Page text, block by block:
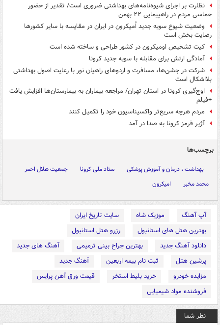
نظارت بر اجرای شیوه‌نامه‌های بهداشتی ضروری است/ تقدیر از حضور
حماسی مردم در راهپیمایی ۲۲ بهمن
وضعیت شیوع سویه جدید اُمیکرون در ایران در مقایسه با سایر کشورها
رضایت بخش است
کیت تشخیص اومیکرون در کشور طراحی و ساخته شده است
آمادگی ارتش برای مقابله با سویه جدید کرونا
شرکت در جشن‌ها، مسافرت و اردوهای راهیان نور با رعایت اصول بهداشتی
بلااشکال است
اوج‌گیری کرونا در استان تهران/ مراجعه بیماران به بیمارستان‌ها افزایش یافت
+فیلم
مردم هرچه سریع‌تر واکسیناسیون خود را تکمیل کنند
آژیر قرمز کرونا به صدا در آمد
برچسب‌ها
بهداشت ، درمان و آموزش پزشکی ستاد ملی کرونا
جمعیت هلال احمر
محمد مخبر
امیکرون
آپ آهنگ موزیک شاه
سایت تاریخ ایران
بهترین هتل های استانبول
رزرو هتل استانبول
دانلود آهنگ جدید
بهترین جراح بینی ترمیمی
آهنگ های جدید
پرشین هتل
ثبت نام بیمه اربعین
آهنگ جدید
مزایده خودرو
خرید بلیط استخر
قیمت ورق آهن پرایس
فروشنده مواد شیمیایی
نظر شما